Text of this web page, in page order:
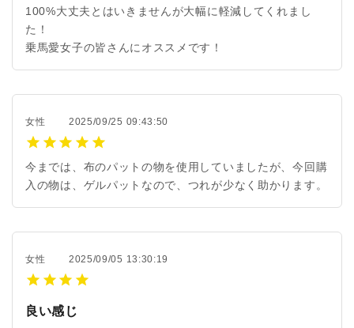
100%大丈夫とはいきませんが大幅に軽減してくれまし
た！
乗馬愛女子の皆さんにオススメです！
女性 2025/09/25 09:43:50
今までは、布のパットの物を使用していましたが、今回購
入の物は、ゲルパットなので、つれが少なく助かります。
女性 2025/09/05 13:30:19
良い感じ